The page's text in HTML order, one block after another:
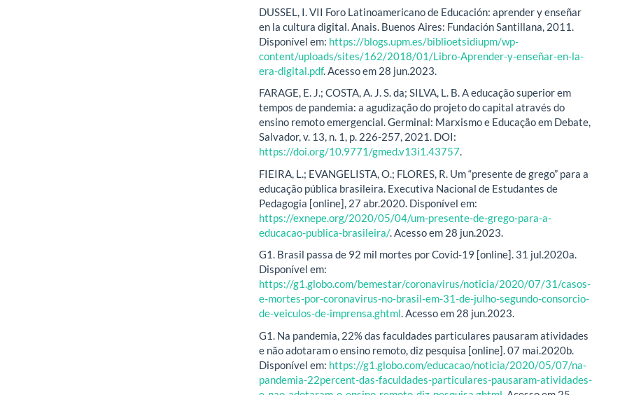
DUSSEL, I. VII Foro Latinoamericano de Educación: aprender y enseñar
en la cultura digital. Anais. Buenos Aires: Fundación Santillana, 2011.
Disponível em: https://blogs.upm.es/biblioetsidiupm/wp-
content/uploads/sites/162/2018/01/Libro-Aprender-y-enseñar-en-la-
era-digital.pdf. Acesso em 28 jun.2023.
FARAGE, E. J.; COSTA, A. J. S. da; SILVA, L. B. A educação superior em
tempos de pandemia: a agudização do projeto do capital através do
ensino remoto emergencial. Germinal: Marxismo e Educação em Debate,
Salvador, v. 13, n. 1, p. 226-257, 2021. DOI:
https://doi.org/10.9771/gmed.v13i1.43757.
FIEIRA, L.; EVANGELISTA, O.; FLORES, R. Um “presente de grego” para a
educação pública brasileira. Executiva Nacional de Estudantes de
Pedagogia [online], 27 abr.2020. Disponível em:
https://exnepe.org/2020/05/04/um-presente-de-grego-para-a-
educacao-publica-brasileira/. Acesso em 28 jun.2023.
G1. Brasil passa de 92 mil mortes por Covid-19 [online]. 31 jul.2020a.
Disponível em:
https://g1.globo.com/bemestar/coronavirus/noticia/2020/07/31/casos-
e-mortes-por-coronavirus-no-brasil-em-31-de-julho-segundo-consorcio-
de-veiculos-de-imprensa.ghtml. Acesso em 28 jun.2023.
G1. Na pandemia, 22% das faculdades particulares pausaram atividades
e não adotaram o ensino remoto, diz pesquisa [online]. 07 mai.2020b.
Disponível em: https://g1.globo.com/educacao/noticia/2020/05/07/na-
pandemia-22percent-das-faculdades-particulares-pausaram-atividades-